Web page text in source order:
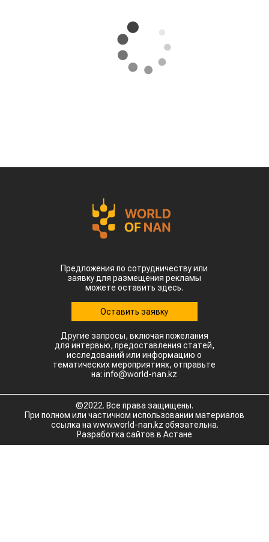
Предложения по сотрудничеству или
заявку для размещения рекламы
можете оставить здесь.
Оставить заявку
Другие запросы, включая пожелания
для интервью, предоставления статей,
исследований или информацию о
тематических мероприятиях, отправьте
на: info@world-nan.kz
©2022. Все права защищены.
При полном или частичном использовании материалов
ссылка на www.world-nan.kz обязательна.
Разработка сайтов в Астане